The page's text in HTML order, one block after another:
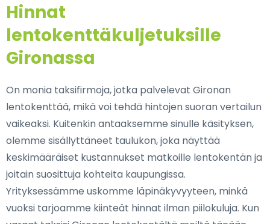
Hinnat
lentokenttäkuljetuksille
Gironassa
On monia taksifirmoja, jotka palvelevat Gironan
lentokenttää, mikä voi tehdä hintojen suoran vertailun
vaikeaksi. Kuitenkin antaaksemme sinulle käsityksen,
olemme sisällyttäneet taulukon, joka näyttää
keskimääräiset kustannukset matkoille lentokentän ja
joitain suosittuja kohteita kaupungissa.
Yrityksessämme uskomme läpinäkyvyyteen, minkä
vuoksi tarjoamme kiinteät hinnat ilman piilokuluja. Kun